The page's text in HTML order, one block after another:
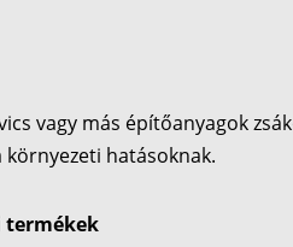
vagy más építőanyagok
környezeti hatásoknak.
termékek